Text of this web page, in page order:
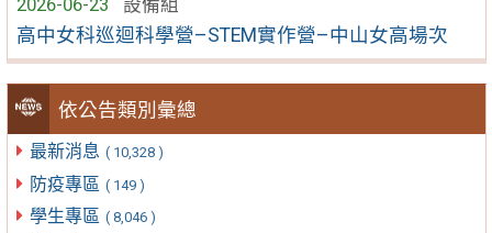
2026-06-23
設備組
高中女科巡迴科學營–STEM實作營–中山女高場次
依公告類別彙總
最新消息 ( 10,328 )
防疫專區 ( 149 )
學生專區 ( 8,046 )